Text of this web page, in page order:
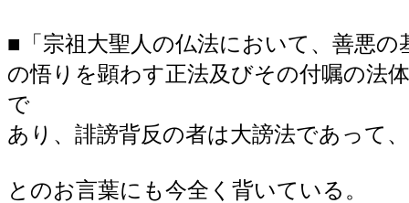
■「宗祖大聖人の仏法において、善悪
の悟りを顕わす正法及びその付嘱の法
で
あり、誹謗背反の者は大謗法であって
とのお言葉にも今全く背いている。